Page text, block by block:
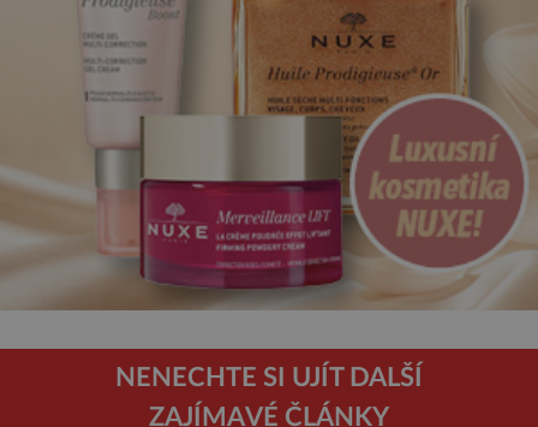
NENECHTE SI UJÍT DALŠÍ
ZAJÍMAVÉ ČLÁNKY